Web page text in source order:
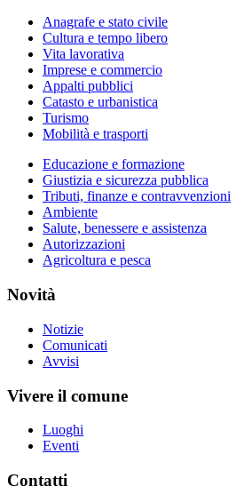
Anagrafe e stato civile
Cultura e tempo libero
Vita lavorativa
Imprese e commercio
Appalti pubblici
Catasto e urbanistica
Turismo
Mobilità e trasporti
Educazione e formazione
Giustizia e sicurezza pubblica
Tributi, finanze e contravvenzioni
Ambiente
Salute, benessere e assistenza
Autorizzazioni
Agricoltura e pesca
Novità
Notizie
Comunicati
Avvisi
Vivere il comune
Luoghi
Eventi
Contatti